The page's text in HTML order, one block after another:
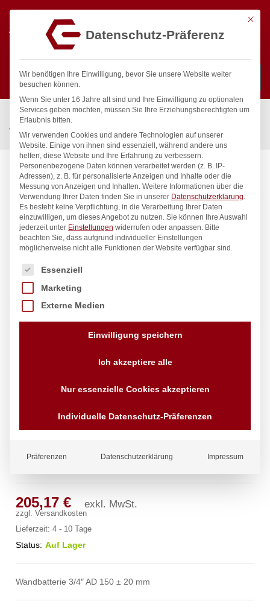
Suchen
Start / Gastronomiebedarf & Gastro Geräte für Profis
Wassertechnik
Wandbatterie classic Wandbatterie 3/4″
classic Wandbatterie 3/4″
205,17€ exkl. MwSt.
zzgl.Versandkosten
Lieferzeit:4 - 10 Tage
Status: Auf Lager
Wandbatterie 3/4″ AD 150 ± 20 mm
Mit
Datenschutz-Präferenz
Wir benötigen Ihre Einwilligung, bevor Sie unsere Website weiter
besuchen können.
Wenn Sie unter 16 Jahre alt sind und Ihre Einwilligung zu optionalen
Services geben möchten, müssen Sie Ihre Erziehungsberechtigten um
Erlaubnis bitten.
Wir verwenden Cookies und andere Technologien auf unserer
Website. Einige von ihnen sind essenziell, während andere uns
helfen, diese Website und Ihre Erfahrung zu verbessern.
Personenbezogene Daten können verarbeitet werden (z. B. IP-
Adressen), z. B. für personalisierte Anzeigen und Inhalte oder die
Messung von Anzeigen und Inhalten. Weitere Informationen über die
Verwendung Ihrer Daten finden Sie in unserer Datenschutzerklärung.
Es besteht keine Verpflichtung, in die Verarbeitung Ihrer Daten
einzuwilligen, um dieses Angebot zu nutzen. Sie können Ihre Auswahl
jederzeit unter Einstellungen widerrufen oder anpassen. Bitte
beachten Sie, dass aufgrund individueller Einstellungen
möglicherweise nicht alle Funktionen der Website verfügbar sind.
Es folgt eine Liste der Service-Gruppen, für die eine
Essenziell
Marketing
Externe Medien
Einwilligung speichern
Ich akzeptiere alle
Nur essenzielle Cookies akzeptieren
Individuelle Datenschutz-Präferenzen
Präferenzen Datenschutzerklärung Impressum